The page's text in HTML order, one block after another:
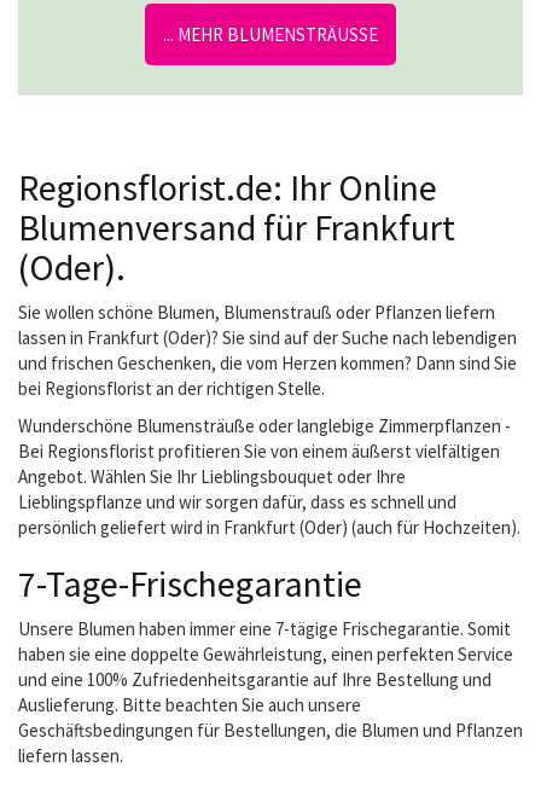
... MEHR BLUMENSTRÄUSSE
Regionsflorist.de: Ihr Online
Blumenversand für Frankfurt
(Oder).
Sie wollen schöne Blumen, Blumenstrauß oder Pflanzen liefern
lassen in Frankfurt (Oder)? Sie sind auf der Suche nach lebendigen
und frischen Geschenken, die vom Herzen kommen? Dann sind Sie
bei Regionsflorist an der richtigen Stelle.
Wunderschöne Blumensträuße oder langlebige Zimmerpflanzen -
Bei Regionsflorist profitieren Sie von einem äußerst vielfältigen
Angebot. Wählen Sie Ihr Lieblingsbouquet oder Ihre
Lieblingspflanze und wir sorgen dafür, dass es schnell und
persönlich geliefert wird in Frankfurt (Oder) (auch für Hochzeiten).
7-Tage-Frischegarantie
Unsere Blumen haben immer eine 7-tägige Frischegarantie. Somit
haben sie eine doppelte Gewährleistung, einen perfekten Service
und eine 100% Zufriedenheitsgarantie auf Ihre Bestellung und
Auslieferung. Bitte beachten Sie auch unsere
Geschäftsbedingungen für Bestellungen, die Blumen und Pflanzen
liefern lassen.